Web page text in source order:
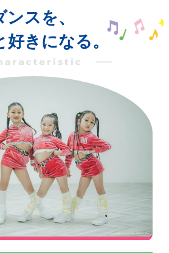
ンスを、
好きになる。